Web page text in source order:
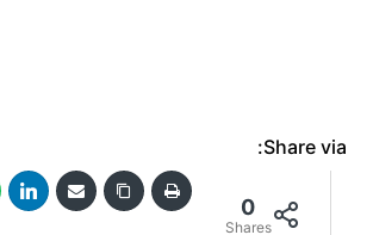
Share via:
0
Shares